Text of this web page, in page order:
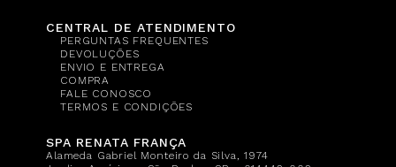
CENTRAL DE ATENDIMENTO
PERGUNTAS FREQUENTES
DEVOLUÇÕES
ENVIO E ENTREGA
COMPRA
FALE CONOSCO
TERMOS E CONDIÇÕES
SPA RENATA FRANÇA
Alameda Gabriel Monteiro da Silva, 1974